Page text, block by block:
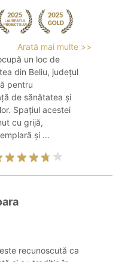
Arată mai multe >>
un loc de
din Beliu, județul
pentru
de sănătatea și
Spațiul acestei
cu grijă,
și ...
recunoscută ca